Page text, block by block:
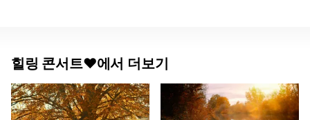
힐링 콘서트♥에서 더보기